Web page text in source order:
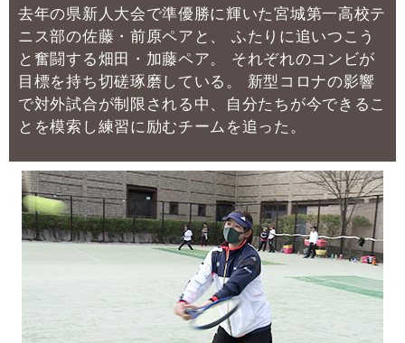
去年の県新人大会で準優勝に輝いた宮城第一高校テ
ニス部の佐藤・前原ペアと、
ふたりに追いつこう
と奮闘する畑田・加藤ペア。
それぞれのコンビが
目標を持ち切磋琢磨している。
新型コロナの影響
で対外試合が制限される中、自分たちが今できるこ
とを模索し練習に励むチームを追った。